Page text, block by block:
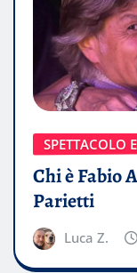
SPETTACOLO
Chi è Fabio
Parietti
Luca Z.